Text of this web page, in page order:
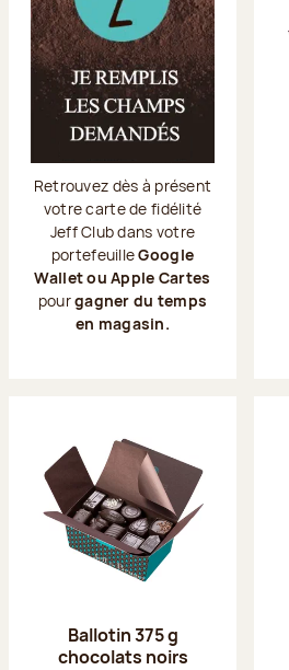
Retrouvez dès à présent
votre carte de fidélité
Jeff Club dans votre
portefeuilleGoogle
Wallet ou Apple Cartes
pourgagner du temps
en magasin.
Ballotin 375 g
chocolats noirs